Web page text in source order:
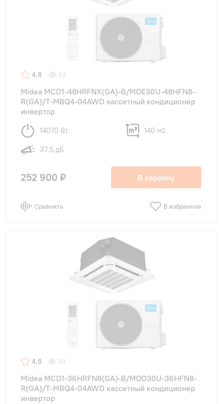
4.8 33
Midea MCD1-48HRFNX(GA)-B/MOE30U-48HFN8-
R(GA)/T-MBQ4-04AWD кассетный кондиционер
инвертор
14070 Вт 140 м2
37.5 дБ
252 900 ₽ В корзину
Сравнить В избранное
4,8 34
Midea MCD1-36HRFN8(GA)-B/MOD30U-36HFN8-
R(GA)/T-MBQ4-04AWD кассетный кондиционер
инвертор